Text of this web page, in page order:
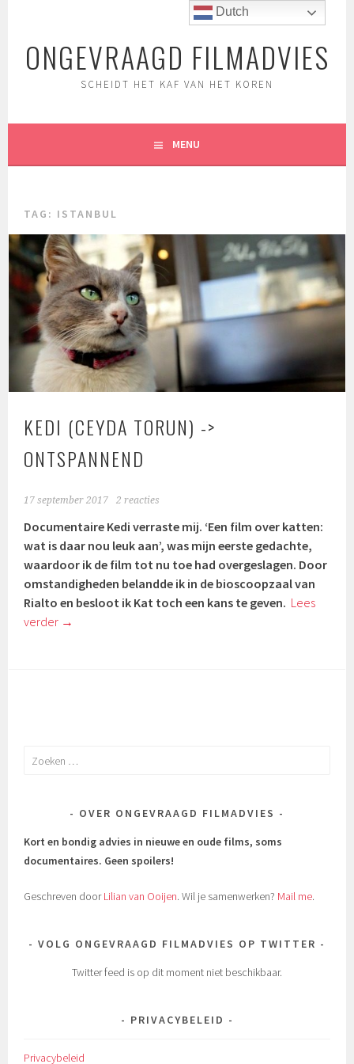
inhoudONGEVRAAGD FILMADVIES
SCHEIDT HET KAF VAN HET KOREN
MENU
TAG: ISTANBUL
KEDI (CEYDA TORUN) ->
ONTSPANNEND
17 september 2017 2 reacties
Documentaire Kedi verraste mij. ‘Een film over katten:
wat is daar nou leuk aan’, was mijn eerste gedachte,
waardoor ik de film tot nu toe had overgeslagen. Door
omstandigheden belandde ik in de bioscoopzaal van
Rialto en besloot ik Kat toch een kans te geven. Lees
verder →
Zoeken
OVER ONGEVRAAGD FILMADVIES
Kort en bondig advies in nieuwe en oude films, soms
documentaires. Geen spoilers!
Geschreven doorLilian van Ooijen. Wil je samenwerken? Mail me.
VOLG ONGEVRAAGD FILMADVIES OP TWITTER
Twitter feed is op dit moment niet beschikbaar.
PRIVACYBELEID
Privacybeleid
Dutch